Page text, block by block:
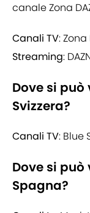
canale Zona
Canali TV: Zona
Streaming:
Dove si
Svizzera?
Canali TV: Blue
Dove si
Spagna?